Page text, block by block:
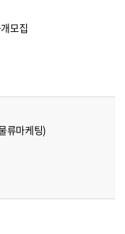
모집
류마케팅)